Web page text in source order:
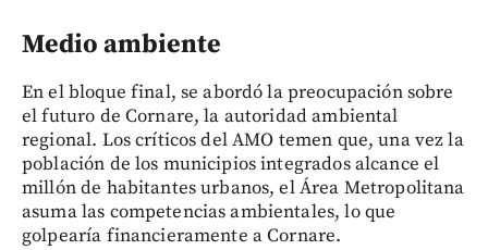
Medio ambiente
En el bloque final, se abordó la preocupación sobre
el futuro de Cornare, la autoridad ambiental
regional. Los críticos del AMO temen que, una vez la
población de los municipios integrados alcance el
millón de habitantes urbanos, el Área Metropolitana
asuma las competencias ambientales, lo que
golpearía financieramente a Cornare.